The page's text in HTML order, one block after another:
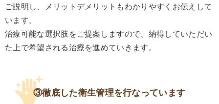
ご説明し、メリットデメリットもわかりやすくお伝えして
います。
治療可能な選択肢をご提案しますので、納得していただい
た上で希望される治療を進めていきます。
③徹底した衛生管理を行なっています